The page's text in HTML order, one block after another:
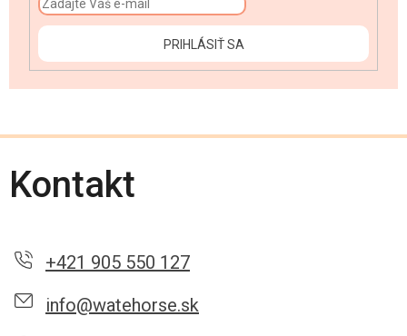
PRIHLÁSIŤ SA
Kontakt
+421 905 550 127
info@watehorse.sk